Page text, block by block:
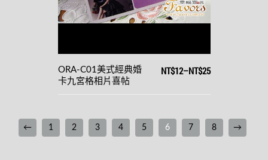
ORA-C01美式經典婚
卡九宮格相片喜帖
NT$12–NT$25
← 1 2 3 4 5 6 7 8 →